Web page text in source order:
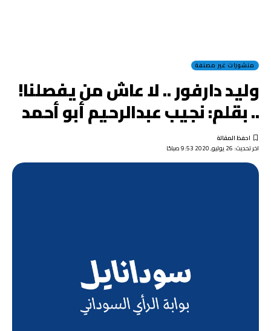
منشورات غير مصنفة
وليد دارفور .. لا عاش من يفصلنا!
.. بقلم: نجيب عبدالرحيم أبو أحمد
اخر تحديث: 26 يوليو, 2020 9:53 صباحًا